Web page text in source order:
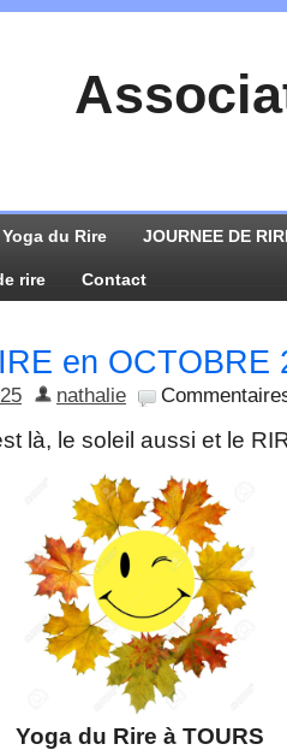
du Rire JOURNEE DE
rire Contact
en OCTOBRE
nathalie
là, le soleil aussi et le
Yoga du Rire à TOURS